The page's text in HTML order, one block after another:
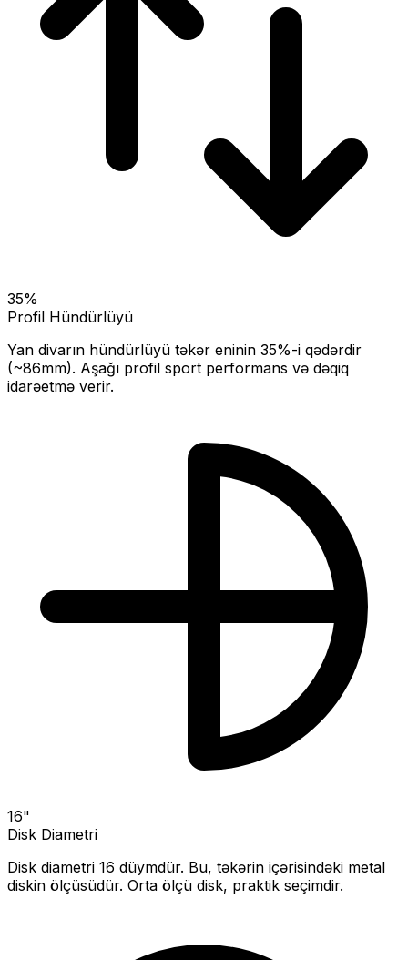
35%
Profil Hündürlüyü
Yan divarın hündürlüyü təkər eninin 35%-i qədərdir
(~86mm). Aşağı profil sport performans və dəqiq
idarəetmə verir.
16"
Disk Diametri
Disk diametri 16 düymdür. Bu, təkərin içərisindəki metal
diskin ölçüsüdür. Orta ölçü disk, praktik seçimdir.